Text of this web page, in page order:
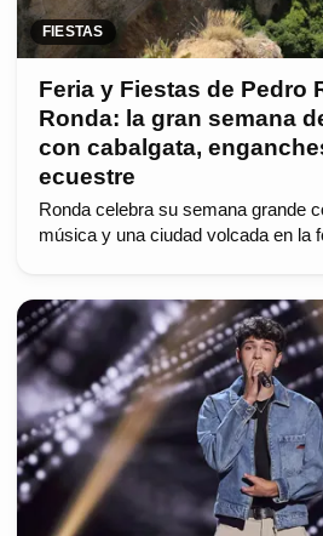
FIESTAS
Feria y Fiestas de Pedro
Ronda: la gran semana
con cabalgata,
ecuestre
Ronda celebra su semana grande
música y una ciudad volcada en la